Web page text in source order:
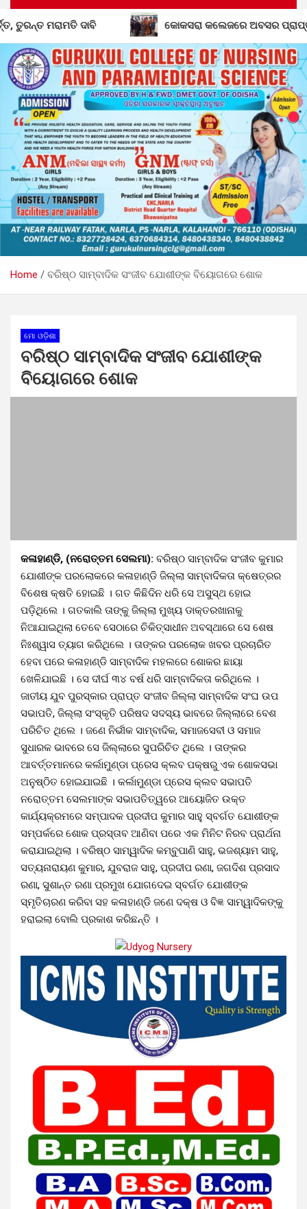
କୋକସରା କଲେଜରେ ଅବସର ପ୍ରାପ୍ତ କର୍ମଚାରୀଙ୍କୁ ବିଦାୟ
Home ବରିଷ୍ଠ ସାମ୍ବାଦିକ ସଂଜୀବ ଯୋଶୀଙ୍କ ବିୟୋଗରେ ଶୋକ
ମୋ ଓଡ଼ିଶା
ବରିଷ୍ଠ ସାମ୍ବାଦିକ ସଂଜୀବ ଯୋଶୀଙ୍କ
ବିୟୋଗରେ ଶୋକ
କଳାହାଣ୍ଡି, (ନରୋତ୍ତମ ସେଲମା): ବରିଷ୍ଠ ସାମ୍ବାଦିକ ସଂଜୀବ କୁମାର
ଯୋଶୀଙ୍କ ପରଲୋକରେ କଳାହାଣ୍ଡି ଜିଲ୍ଲା ସାମ୍ବାଦିକତା କ୍ଷେତ୍ରର
ବିଶେଷ କ୍ଷତି ହୋଇଛି । ଗତ କିଛିଦିନ ଧରି ସେ ଅସୁସ୍ଥ ହୋଇ
ପଡ଼ିଥିଲେ । ଗତକାଲି ତାଙ୍କୁ ଜିଲ୍ଲା ମୁଖ୍ୟ ଡାକ୍ତରଖାନାକୁ
ନିଆଯାଇଥିଲା ତେବେ ସେଠାରେ ଚିକିତ୍ସାଧୀନ ଅବସ୍ଥାରେ ସେ ଶେଷ
ନିଃଶ୍ୱାସ ତ୍ୟାଗ କରିଥିଲେ । ତାଙ୍କର ପରଲୋକ ଖବର ପ୍ରଚାରିତ
ହେବା ପରେ କଳାହାଣ୍ଡି ସାମ୍ବାଦିକ ମହଲରେ ଶୋକର ଛାୟା
ଖେଳିଯାଇଛି । ସେ ଦୀର୍ଘ ୩୪ ବର୍ଷ ଧରି ସାମ୍ବାଦିକତା କରିଥିଲେ ।
ଜାତୀୟ ଯୁବ ପୁରସ୍କାର ପ୍ରାପ୍ତ ସଂଜୀବ ଜିଲ୍ଲା ସାମ୍ବାଦିକ ସଂଘ ଉପ
ସଭାପତି, ଜିଲ୍ଲା ସଂସ୍କୃତି ପରିଷଦ ସଦସ୍ୟ ଭାବରେ ଜିଲ୍ଲାରେ ବେଶ
ପରିଚିତ ଥିଲେ । ଜଣେ ନିର୍ଭୀକ ସାମ୍ବାଦିକ, ସମାଜସେବୀ ଓ ସମାଜ
ସୁଧାରକ ଭାବରେ ସେ ଜିଲ୍ଲାରେ ସୁପରିଚିତ ଥିଲେ । ତାଙ୍କର
ଆବର୍ତ୍ତମାନରେ କର୍ଲାମୁଣ୍ଡା ପ୍ରେସ କ୍ଲବ ପକ୍ଷରୁ ଏକ ଶୋକସଭା
ଅନୁଷ୍ଠିତ ହୋଇଯାଇଛି । କର୍ଲାମୁଣ୍ଡା ପ୍ରେସ କ୍ଲବ ସଭାପତି
ନରୋତ୍ତମ ସେଲମାଙ୍କ ସଭାପତିତ୍ୱରେ ଆୟୋଜିତ ଉକ୍ତ
କାର୍ଯ୍ୟକ୍ରମରେ ସମ୍ପାଦକ ପ୍ରଦୀପ କୁମାର ସାହୁ ସ୍ବର୍ଗତ ଯୋଶୀଙ୍କ
ସମ୍ପର୍କରେ ଶୋକ ପ୍ରସ୍ତାବ ଆଣିବା ପରେ ଏକ ମିନିଟ ନିରବ ପ୍ରାର୍ଥନା
କରାଯାଇଥିଲା । ବରିଷ୍ଠ ସାମ୍ୱାଦିକ କମ୍ବୁପାଣି ସାହୁ, ଭଜଶ୍ୟାମ ସାହୁ,
ସତ୍ୟନାରାୟଣ କୁମାର, ଯୁବରାଜ ସାହୁ, ପ୍ରଦୀପ ରଣା, ଜଗଦିଶ ପ୍ରସାଦ
ରଣା, ସୁଶାନ୍ତ ରଣା ପ୍ରମୁଖ ଯୋଗଦେଇ ସ୍ବର୍ଗତ ଯୋଶୀଙ୍କ
ସ୍ମୃତିଚାରଣ କରିବା ସହ କଳାହାଣ୍ଡି ଜଣେ ଦକ୍ଷ ଓ ବିଜ୍ଞ ସାମ୍ୱାଦିକଙ୍କୁ
ହରାଇଲା ବୋଲି ପ୍ରକାଶ କରିଛନ୍ତି ।